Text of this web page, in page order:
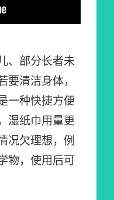
、部分长者未
清洁身体，
一种快捷方便
湿纸巾用量更
况欠理想，例
物，使用后可